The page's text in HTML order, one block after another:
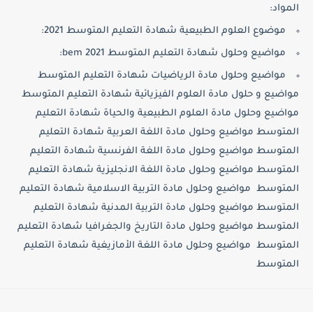
المواد:
موضوع العلوم الطبيعية شهادة التعليم المتوسط 2021:
مواضيع وحلول شهادة التعليم المتوسط 2021 bem:
مواضيع وحلول مادة الرياضيات شهادة التعليم المتوسط
مواضيع و حلول مادة العلوم الفيزيائية شهادة التعليم المتوسط
مواضيع وحلول مادة العلوم الطبيعية والحياة شهادة التعليم
المتوسط مواضيع وحلول مادة اللغة العربية شهادة التعليم
المتوسط مواضيع وحلول مادة اللغة الفرنسية شهادة التعليم
المتوسط مواضيع وحلول مادة اللغة الانجليزية شهادة التعليم
المتوسط مواضيع وحلول مادة التربية الاسلامية شهادة التعليم
المتوسط مواضيع وحلول مادة التربية المدنية شهادة التعليم
المتوسط مواضيع وحلول مادة التاريخ والجغرافيا شهادة التعليم
المتوسط مواضيع وحلول مادة اللغة الأمازيغية شهادة التعليم
المتوسط